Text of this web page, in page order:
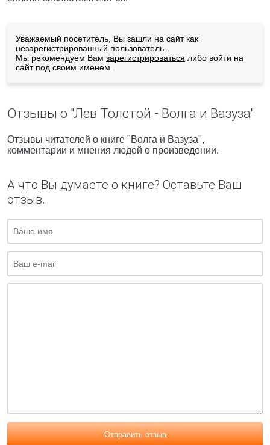
Уважаемый посетитель, Вы зашли на сайт как
незарегистрированный пользователь.
Мы рекомендуем Вам зарегистрироваться либо войти на
сайт под своим именем.
Отзывы о "Лев Толстой - Волга и Вазуза"
Отзывы читателей о книге "Волга и Вазуза",
комментарии и мнения людей о произведении.
А что Вы думаете о книге? Оставьте Ваш
отзыв.
Отправить отзыв